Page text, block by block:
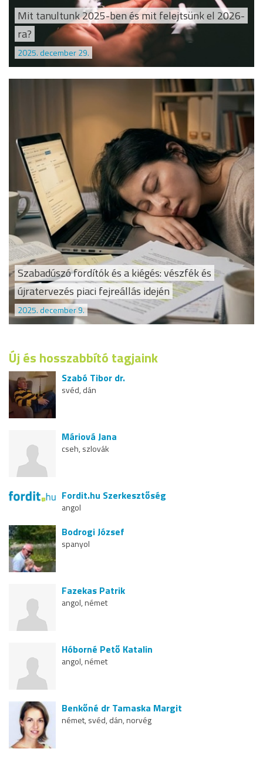
Mit tanultunk 2025-ben és mit felejtsünk el 2026-
ra?
2025. december 29.
Szabadúszó fordítók és a kiégés: vészfék és
újratervezés piaci fejreállás idején
2025. december 9.
Új és hosszabbító tagjaink
Szabó Tibor dr.
svéd, dán
Máriová Jana
cseh, szlovák
Fordit.hu Szerkesztőség
angol
Bodrogi József
spanyol
Fazekas Patrik
angol, német
Hóborné Pető Katalin
angol, német
Benkőné dr Tamaska Margit
német, svéd, dán, norvég